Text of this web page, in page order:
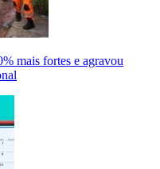
mais fortes e agravou